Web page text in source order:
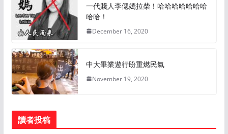
一代賤人李偲嫣拉柴！哈哈哈哈哈哈哈
哈哈！
December 16, 2020
中大畢業遊行盼重燃民氣
November 19, 2020
讀者投稿